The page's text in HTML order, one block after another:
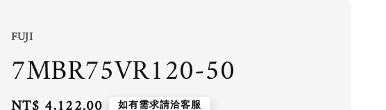
FUJI
7MBR75VR120-50
如有需求請洽客服